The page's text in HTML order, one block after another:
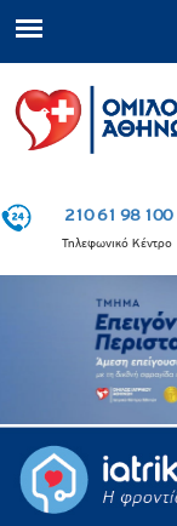
210 61 98 100
Τηλεφωνικό Κέντρο